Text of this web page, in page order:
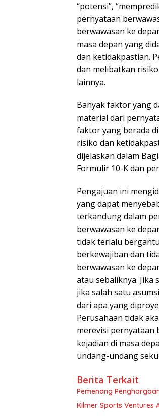
“potensi”,
pernyataan
berwawasan ke
masa depan yang
dan ketidakpastian.
dan melibatkan
lainnya.
Banyak faktor yang
material dari
faktor yang berada
risiko dan
dijelaskan dalam
Formulir 10-K dan
Pengajuan ini
yang dapat
terkandung dalam
berwawasan ke
tidak terlalu
berkewajiban dan
berwawasan ke
atau sebaliknya.
jika salah satu
dari apa yang
Perusahaan tidak
merevisi pernyataan
kejadian di masa
undang-undang
Berita Terkait
Pemenang
Kilmer Sports Ventures